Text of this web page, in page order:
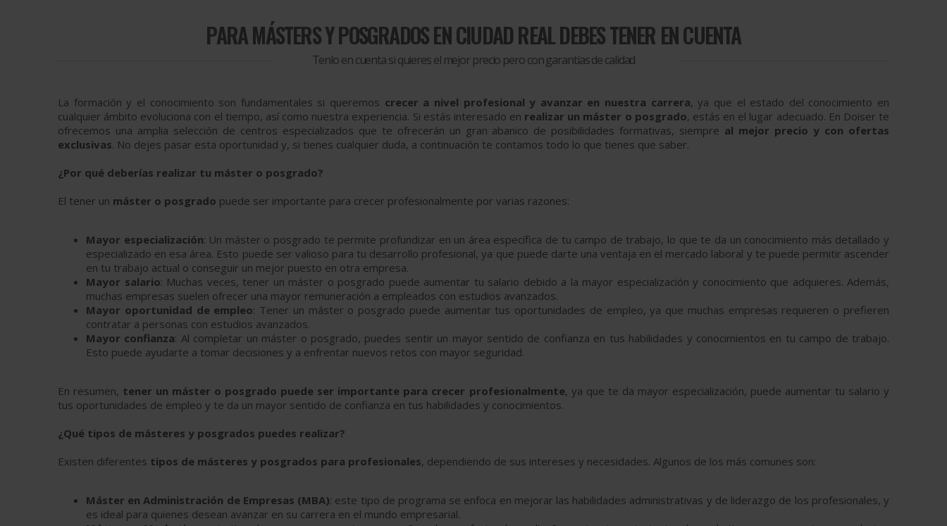
PARAMÁSTERS Y POSGRADOS EN CIUDAD REAL DEBES TENER EN CUENTA
Tenlo en cuenta si quieres el mejor precio pero con garantías de calidad
La formación y el conocimiento son fundamentales si queremos crecer a nivel profesional y avanzar en nuestra carrera, ya que el estado del conocimiento en
cualquier ámbito evoluciona con el tiempo, así como nuestra experiencia. Si estás interesado en realizar un máster o posgrado, estás en el lugar adecuado. En Doiser te
ofrecemos una amplia selección de centros especializados que te ofrecerán un gran abanico de posibilidades formativas, siempre al mejor precio y con ofertas
exclusivas. No dejes pasar esta oportunidad y, si tienes cualquier duda, a continuación te contamos todo lo que tienes que saber.
¿Por qué deberías realizar tu máster o posgrado?
El tener un máster o posgrado puede ser importante para crecer profesionalmente por varias razones:
Mayor especialización: Un máster o posgrado te permite profundizar en un área específica de tu campo de trabajo, lo que te da un conocimiento más detallado y
especializado en esa área. Esto puede ser valioso para tu desarrollo profesional, ya que puede darte una ventaja en el mercado laboral y te puede permitir ascender
en tu trabajo actual o conseguir un mejor puesto en otra empresa.
Mayor salario: Muchas veces, tener un máster o posgrado puede aumentar tu salario debido a la mayor especialización y conocimiento que adquieres. Además,
muchas empresas suelen ofrecer una mayor remuneración a empleados con estudios avanzados.
Mayor oportunidad de empleo: Tener un máster o posgrado puede aumentar tus oportunidades de empleo, ya que muchas empresas requieren o prefieren
contratar a personas con estudios avanzados.
Mayor confianza: Al completar un máster o posgrado, puedes sentir un mayor sentido de confianza en tus habilidades y conocimientos en tu campo de trabajo.
Esto puede ayudarte a tomar decisiones y a enfrentar nuevos retos con mayor seguridad.
En resumen, tener un máster o posgrado puede ser importante para crecer profesionalmente, ya que te da mayor especialización, puede aumentar tu salario y
tus oportunidades de empleo y te da un mayor sentido de confianza en tus habilidades y conocimientos.
¿Qué tipos de másteres y posgrados puedes realizar?
Existen diferentes tipos de másteres y posgrados para profesionales, dependiendo de sus intereses y necesidades. Algunos de los más comunes son:
Máster en Administración de Empresas (MBA): este tipo de programa se enfoca en mejorar las habilidades administrativas y de liderazgo de los profesionales, y
es ideal para quienes desean avanzar en su carrera en el mundo empresarial.